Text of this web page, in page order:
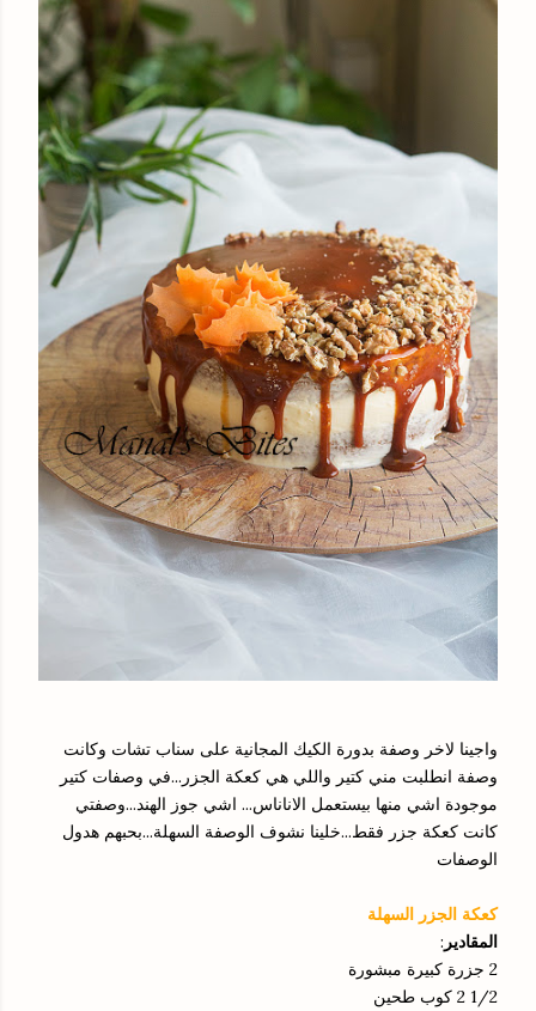
واجينا لاخر وصفة بدورة الكيك المجانية على سناب تشات وكانت
وصفة انطلبت مني كتير واللي هي كعكة الجزر...في وصفات كتير
موجودة اشي منها بيستعمل الاناناس... اشي جوز الهند...وصفتي
كانت كعكة جزر فقط...خلينا نشوف الوصفة السهلة...بحبهم هدول
الوصفات
كعكة الجزر السهلة
المقادير :
2 جزرة كبيرة مبشورة
1/2 2 كوب طحين